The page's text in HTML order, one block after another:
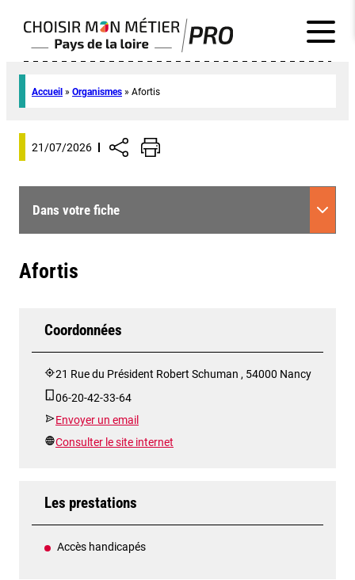
Accueil » Organismes » Afortis
21/07/2026
Dans votre fiche
Afortis
Coordonnées
21 Rue du Président Robert Schuman , 54000 Nancy
06-20-42-33-64
Envoyer un email
Consulter le site internet
Les prestations
Accès handicapés